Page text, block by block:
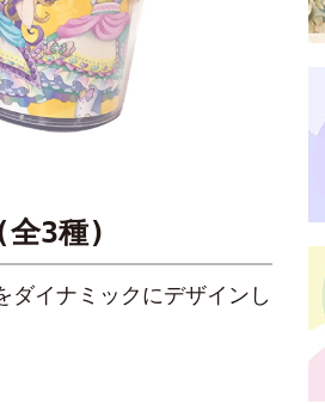
全3種)
ダイナミックにデザインし